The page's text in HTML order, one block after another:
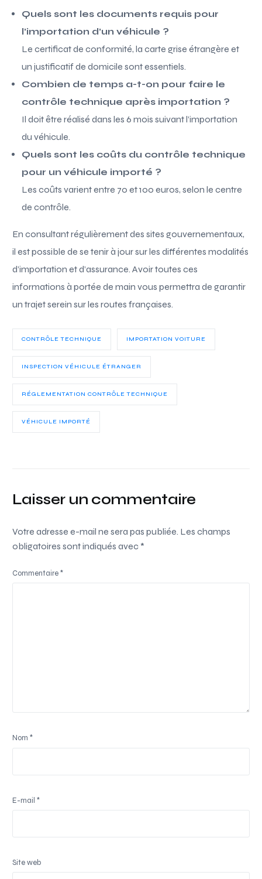
Quels sont les documents requis pour
l’importation d’un véhicule ?
Le certificat de conformité, la carte grise étrangère et
un justificatif de domicile sont essentiels.
Combien de temps a-t-on pour faire le
contrôle technique après importation ?
Il doit être réalisé dans les 6 mois suivant l’importation
du véhicule.
Quels sont les coûts du contrôle technique
pour un véhicule importé ?
Les coûts varient entre 70 et 100 euros, selon le centre
de contrôle.
En consultant régulièrement des sites gouvernementaux,
il est possible de se tenir à jour sur les différentes modalités
d’importation et d’assurance. Avoir toutes ces
informations à portée de main vous permettra de garantir
un trajet serein sur les routes françaises.
CONTRÔLE TECHNIQUE IMPORTATION VOITURE
INSPECTION VÉHICULE ÉTRANGER
RÉGLEMENTATION CONTRÔLE TECHNIQUE
VÉHICULE IMPORTÉ
Laisser un commentaire
Votre adresse e-mail ne sera pas publiée. Les champs
obligatoires sont indiqués avec *
Commentaire*
Nom*
E-mail*
Site web